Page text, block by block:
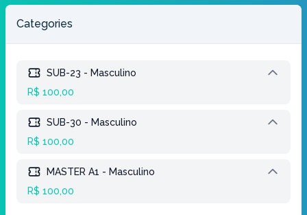
Categories
SUB-23 - Masculino
R$ 100,00
SUB-30 - Masculino
R$ 100,00
MASTER A1 - Masculino
R$ 100,00